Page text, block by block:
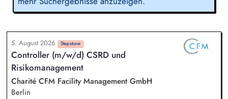
5. August 2026 Stepstone
Controller (m/w/d) CSRD und
Risikomanagement
Charité CFM Facility Management GmbH
Berlin